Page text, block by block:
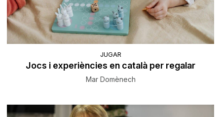
JUGAR
Jocs i experiències en català per regalar
Mar Domènech